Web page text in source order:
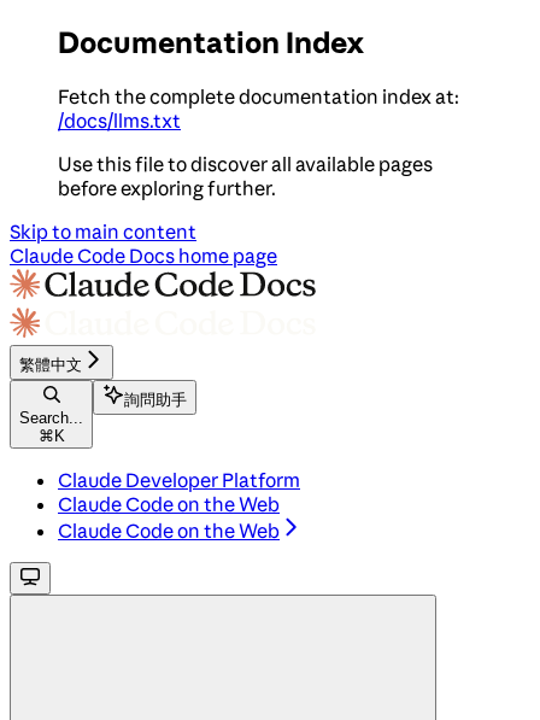
Documentation Index
Fetch the complete documentation index at:
/docs/llms.txt
Use this file to discover all available pages
before exploring further.
Skip to main content
Claude Code Docs home page
繁體中文
Search...
⌘ K
詢問助手
Claude Developer Platform
Claude Code on the Web
Claude Code on the Web